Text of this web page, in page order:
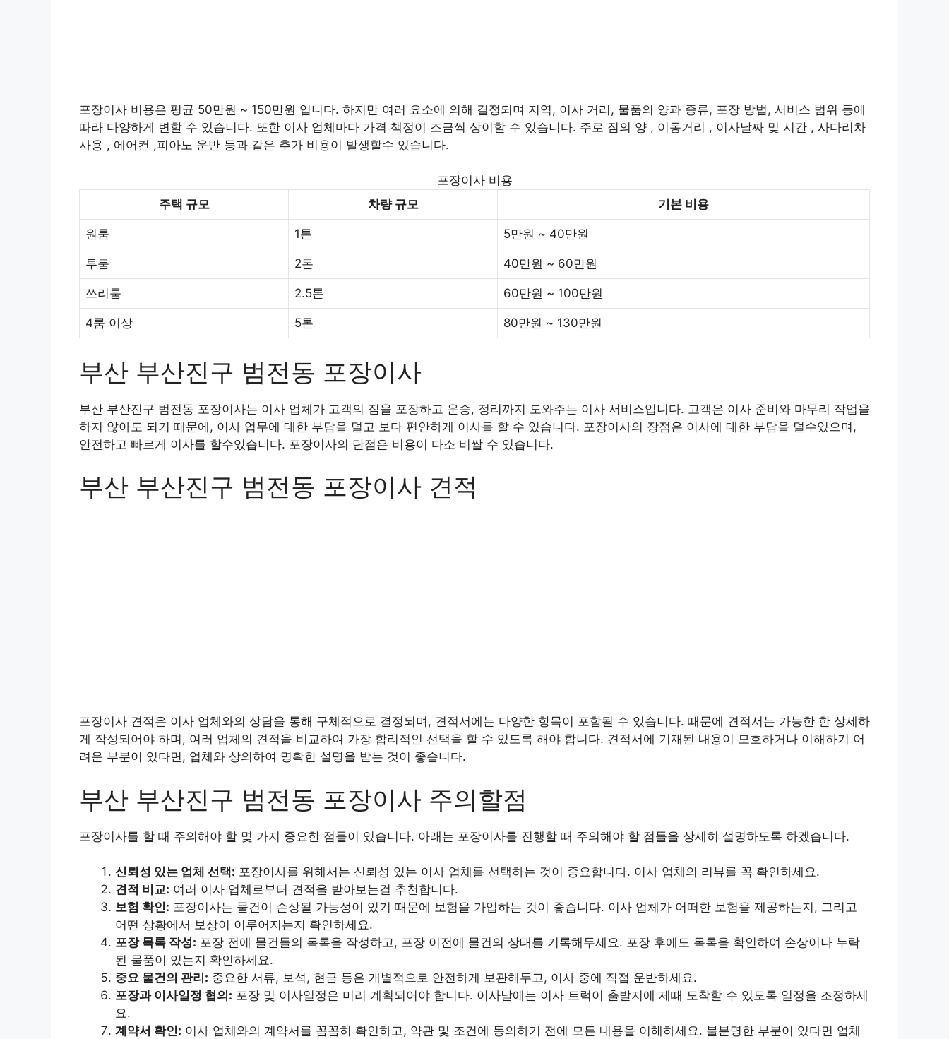
포장이사 비용은 평균 50만원 ~ 150만원 입니다. 하지만 여러 요소에 의해 결정되며 지역, 이사 거리, 물품의 양과 종류, 포장 방법, 서비스 범위 등에
따라 다양하게 변할 수 있습니다. 또한 이사 업체마다 가격 책정이 조금씩 상이할 수 있습니다. 주로 짐의 양 , 이동거리 , 이사날짜 및 시간 , 사다리차
사용 , 에어컨 ,피아노 운반 등과 같은 추가 비용이 발생할수 있습니다.
포장이사 비용
주택 규모
차량 규모 기본 비용
원룸 1톤 5만원 ~ 40만원
투룸 2톤 40만원 ~ 60만원
쓰리룸 2.5톤 60만원 ~ 100만원
4룸 이상 5톤 80만원 ~ 130만원
부산 부산진구 범전동 포장이사
부산 부산진구 범전동 포장이사는 이사 업체가 고객의 짐을 포장하고 운송, 정리까지 도와주는 이사 서비스입니다. 고객은 이사 준비와 마무리 작업을
하지 않아도 되기 때문에, 이사 업무에 대한 부담을 덜고 보다 편안하게 이사를 할 수 있습니다. 포장이사의 장점은 이사에 대한 부담을 덜수있으며,
안전하고 빠르게 이사를 할수있습니다. 포장이사의 단점은 비용이 다소 비쌀 수 있습니다.
부산 부산진구 범전동 포장이사 견적
포장이사 견적은 이사 업체와의 상담을 통해 구체적으로 결정되며, 견적서에는 다양한 항목이 포함될 수 있습니다. 때문에 견적서는 가능한 한 상세하
게 작성되어야 하며, 여러 업체의 견적을 비교하여 가장 합리적인 선택을 할 수 있도록 해야 합니다. 견적서에 기재된 내용이 모호하거나 이해하기 어
려운 부분이 있다면, 업체와 상의하여 명확한 설명을 받는 것이 좋습니다.
부산 부산진구 범전동 포장이사 주의할점
포장이사를 할 때 주의해야 할 몇 가지 중요한 점들이 있습니다. 아래는 포장이사를 진행할 때 주의해야 할 점들을 상세히 설명하도록 하겠습니다.
신뢰성 있는 업체 선택: 포장이사를 위해서는 신뢰성 있는 이사 업체를 선택하는 것이 중요합니다. 이사 업체의 리뷰를 꼭 확인하세요.
견적 비교: 여러 이사 업체로부터 견적을 받아보는걸 추천합니다.
보험 확인: 포장이사는 물건이 손상될 가능성이 있기 때문에 보험을 가입하는 것이 좋습니다. 이사 업체가 어떠한 보험을 제공하는지, 그리고
어떤 상황에서 보상이 이루어지는지 확인하세요.
포장 목록 작성: 포장 전에 물건들의 목록을 작성하고, 포장 이전에 물건의 상태를 기록해두세요. 포장 후에도 목록을 확인하여 손상이나 누락
된 물품이 있는지 확인하세요.
중요 물건의 관리: 중요한 서류, 보석, 현금 등은 개별적으로 안전하게 보관해두고, 이사 중에 직접 운반하세요.
포장과 이사일정 협의: 포장 및 이사일정은 미리 계획되어야 합니다. 이사날에는 이사 트럭이 출발지에 제때 도착할 수 있도록 일정을 조정하세
요.
계약서 확인: 이사 업체와의 계약서를 꼼꼼히 확인하고, 약관 및 조건에 동의하기 전에 모든 내용을 이해하세요. 불분명한 부분이 있다면 업체